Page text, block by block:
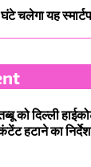
चलेगा यह
को दिल्ली
हटाने का निर्देश